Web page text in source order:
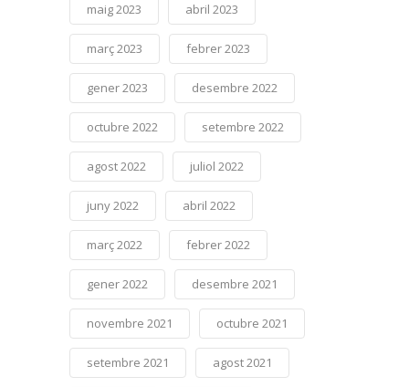
maig 2023 abril 2023
març 2023 febrer 2023
gener 2023 desembre 2022
octubre 2022 setembre 2022
agost 2022 juliol 2022
juny 2022 abril 2022
març 2022 febrer 2022
gener 2022 desembre 2021
novembre 2021 octubre 2021
setembre 2021 agost 2021